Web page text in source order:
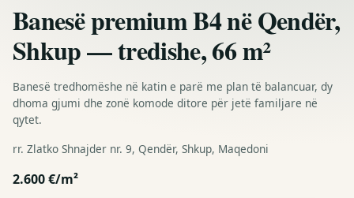
Banesë premium B4 në Qendër,
Shkup — tredishe, 66 m²
Banesë tredhomëshe në katin e parë me plan të balancuar, dy
dhoma gjumi dhe zonë komode ditore për jetë familjare në
qytet.
rr. Zlatko Shnajder nr. 9, Qendër, Shkup, Maqedoni
2.600 €/m²